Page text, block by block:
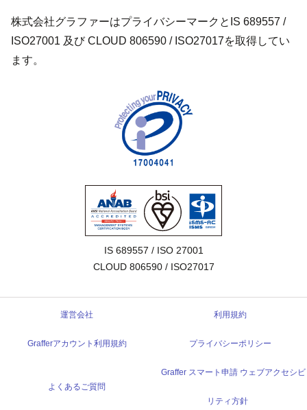
株式会社グラファーはプライバシーマークとIS 689557 /
ISO27001 及び CLOUD 806590 / ISO27017を取得してい
ます。
IS 689557 / ISO 27001
CLOUD 806590 / ISO27017
運営会社 利用規約
Grafferアカウント利用規約 プライバシーポリシー
よくあるご質問
Graffer スマート申請 ウェブアクセシビ
リティ方針